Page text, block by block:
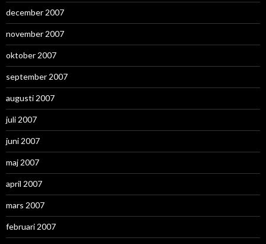
december 2007
november 2007
oktober 2007
september 2007
augusti 2007
juli 2007
juni 2007
maj 2007
april 2007
mars 2007
februari 2007